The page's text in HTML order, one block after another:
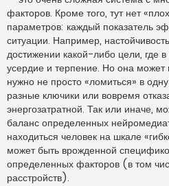
факторов. Кроме того, тут нет
параметров: каждый показатель
ситуации. Например,
достижении какой-либо цели, где
усердие и терпение. Но она может
нужно не просто «ломиться» в
разные ключики или вовремя
энергозатратной. Так или иначе,
баланс определенных
находиться человек на шкале
может быть врожденной
определенных факторов (в том
расстройств).